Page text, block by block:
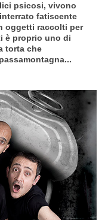
psicosi, vivono
fatiscente
oggetti raccolti per
è proprio uno di
torta che